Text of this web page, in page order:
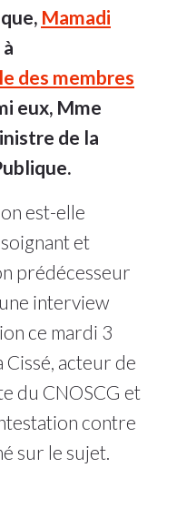
Mamadi
des membres
eux, Mme
de la
est-elle
et
prédécesseur
interview
ce mardi 3
acteur de
du CNOSCG et
contre
sur le sujet.